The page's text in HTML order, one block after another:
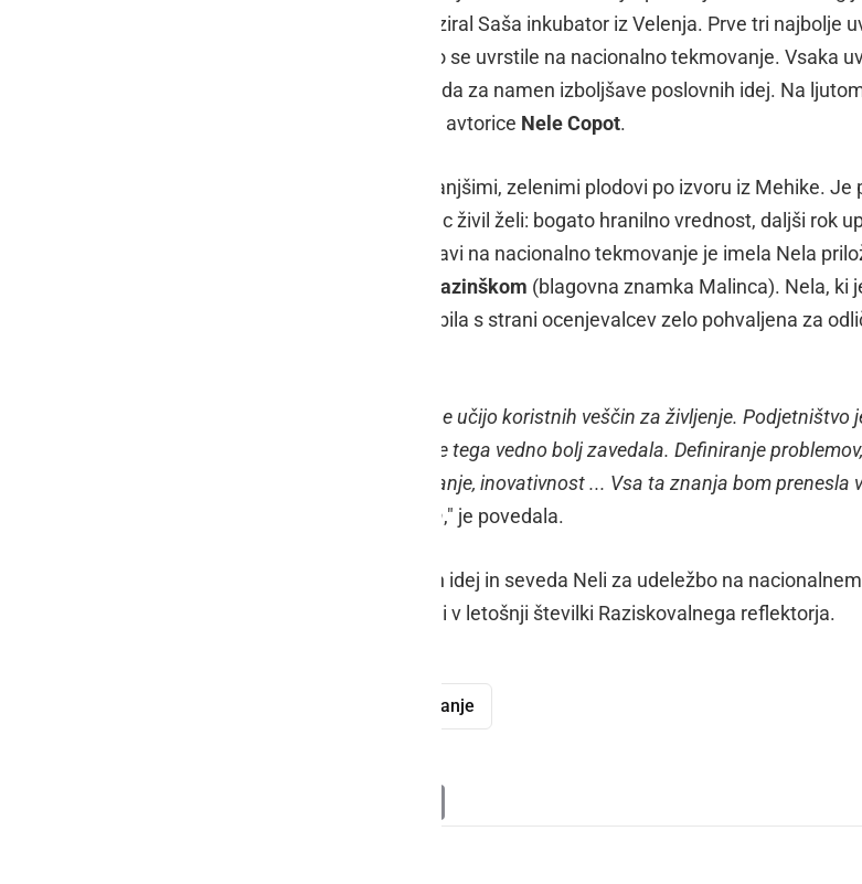
ga je za našo regijo ponovno organiziral Saša inkubator iz Velenja. Prve tri najbolje
vsake kategorije in iz vsake regije so se uvrstile na nacionalno tekmovanje. Vsaka
dobila 500 evrov iz nagradnega sklada za namen izboljšave poslovnih idej. Na
uspelo poslovni ideji Čajota Dobrote avtorice Nele Copot.
Čajota je buči podobna rastlina z manjšimi, zelenimi plodovi po izvoru iz Mehike. Je
saj ima vse tri lastnosti, ki si jih kupec živil želi: bogato hranilno vrednost, daljši rok
in široko možnost uporabe. Pri pripravi na nacionalno tekmovanje je imela Nela
Martinom Blazinškom (blagovna znamka Malinca). Nela, ki
ideje več kot odlično opravila, saj je bila s strani ocenjevalcev zelo pohvaljena za
Mladi vedno pravimo, da nas v šoli ne učijo koristnih veščin za življenje. Podjetništvo
koristno in tekom tekmovanja sem se tega vedno bolj zavedala. Definiranje
računanje stroškov, govorno nastopanje, inovativnost ... Vsa ta znanja bom prenesla
Celotna izkušnja je bila zelo zabavna," je povedala.
Čestitamo vsem avtorjem poslovnih idej in seveda Neli za udeležbo na
poslovnih idejah boste lahko prebrali v letošnji številki Raziskovalnega reflektorja.
šolanje
PrintFriendly